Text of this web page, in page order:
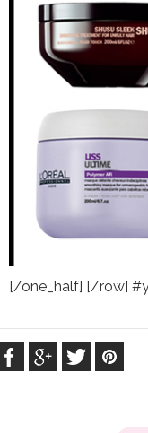
[/one_half] [/row]